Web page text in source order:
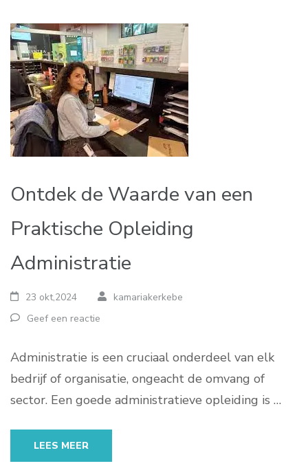
Ontdek de Waarde van een
Praktische Opleiding
Administratie
23 okt,2024
kamariakerkebe
Geef een reactie
Administratie is een cruciaal onderdeel van elk
bedrijf of organisatie, ongeacht de omvang of
sector. Een goede administratieve opleiding is …
LEES MEER